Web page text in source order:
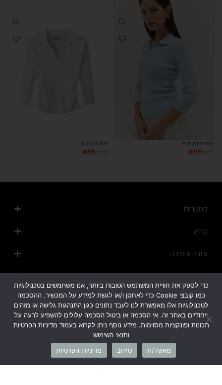
חולצת פולו תכלת
₪99
חולצת פולו לבן
₪99
קטגוריות
מידע
עזרה ותמיכה
מפת האתר
1700-50-20-45
info@cb-fashion.shop
כדי לספק את חוויית המשתמש הטובות ביותר, אנו משתמשים בטכנולוגיות
כמו קובצי Cookie כדי לאחסן ו/או לגשת למידע על המכשיר. ההסכמה
לטכנולוגיות אלו מאפשרת לנו לעבד נתונים כגון התנהגות גלישה או מזהים
ייחודיים באתר זה. אי הסכמה או ביטול הסכמה עלולים להשפיע לרעה על
תכונות ופונקציות מסוימות. מידע נוסף ניתן לקרוא בעמוד מדיניות הפרטיות
ותנאי השימוש
מאשר/ת
סירוב מדיניות הפרטיות